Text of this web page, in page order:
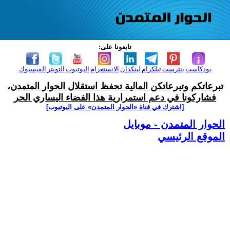
تابعونا على:
الفيسبوك التويتر اليوتيوب الانستغرام لينكدإن تيلكرامبنترست بودكاست
تبرعاتكم وتبرعاتكن المالية تحفظ استقلال الحوار المتمدن،
فشاركونا في دعم استمرارية هذا الفضاء اليساري الحر
[اشترك في قناة ‫«الحوار المتمدن» على اليوتيوب]
الحوار المتمدن - موبايل
الموقع الرئيسي